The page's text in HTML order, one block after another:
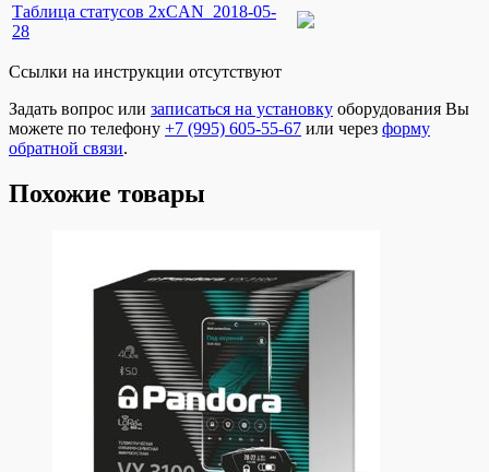
Таблица статусов 2xCAN_2018-05-
28
Ссылки на инструкции отсутствуют
Задать вопрос или записаться на установку оборудования Вы
можете по телефону +7 (995) 605-55-67 или через форму
обратной связи.
Похожие товары